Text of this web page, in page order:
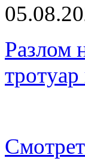
Разлом